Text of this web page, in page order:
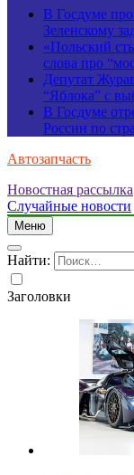
В Госдуме
Зеленскому
«Польский
слова про
Депутат
“Яблока” с
В Госдуме
России по
Автозапчасть
Новостная рассылка
Случайные новости
Меню
Найти:
Заголовки